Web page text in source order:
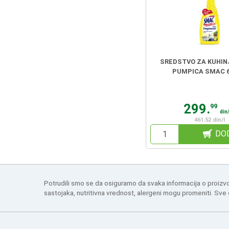
SREDSTVO ZA
PUMPICA SMAC
299.99
461.52 din/l
Potrudili smo se da osiguramo da svaka informacija o
sastojaka, nutritivna vrednost, alergeni mogu promeniti.